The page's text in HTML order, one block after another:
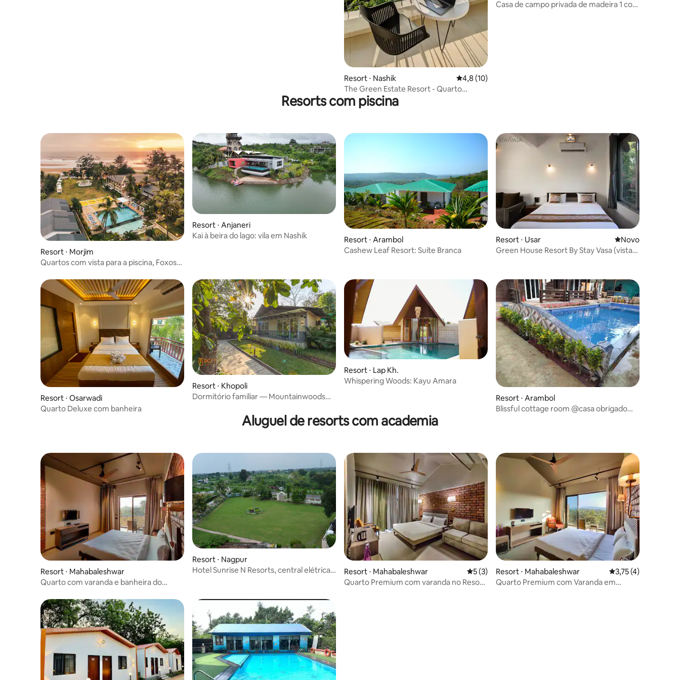
Resort ⋅ Nashik 4,8 de uma avaliação média de 5, 10 avaliações
4,8 (10)
The Green Estate Resort - Quarto
Deluxe com Varanda
Casa de campo privada de madeira 1 com
Resorts com piscina
Resort ⋅ Morjim
Quartos com vista para a piscina, Foxoso
Resort ⋅ Anjaneri
Kai à beira do lago: vila em Nashik
Resort ⋅ Arambol
Cashew Leaf Resort: Suíte Branca
Resort ⋅ Usar Novo lugar para
Novo
Green House Resort By Stay Vasa (vista
Resort ⋅ Osarwadi
Quarto Deluxe com banheira
Resort ⋅ Khopoli
Dormitório familiar — Mountainwoods
Resort ⋅ Lap Kh.
Whispering Woods: Kayu Amara
Resort ⋅ Arambol
Blissful cottage room @casa obrigado
Aluguel de resorts com academia
Resort ⋅ Mahabaleshwar
Quarto com varanda e banheira do
Resort ⋅ Nagpur
Hotel Sunrise N Resorts, central elétrica
Resort ⋅ Mahabaleshwar 5 de uma avaliação média de 5, 3 avaliações
5 (3)
Quarto Premium com varanda no Resort
Resort ⋅ Mahabaleshwar 3,75 de uma
3,75 (4)
Quarto Premium com Varanda em